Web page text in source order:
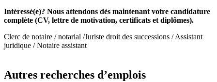
Intéressé(e)? Nous attendons dès maintenant votre candidature
complète (CV, lettre de motivation, certificats et diplômes).
Clerc de notaire / notarial /Juriste droit des successions / Assistant
juridique / Notaire assistant
Autres recherches d’emplois